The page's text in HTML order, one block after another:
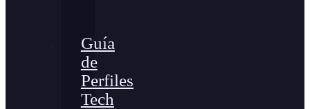
Guía
de
Perfiles
Tech